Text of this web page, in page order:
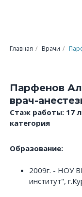
Главная / Врачи /
Парфенов
врач-
Стаж работы: 17
категория
Образование:
2009г. - НОУ
институт",